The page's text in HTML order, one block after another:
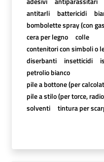
antitarli
battericidi
bombolette spray (con
cera per legno
colle
contenitori con simboli o
diserbanti
insetticidi
petrolio bianco
pile a bottone (per
pile a stilo (per torce,
solventi
tintura per